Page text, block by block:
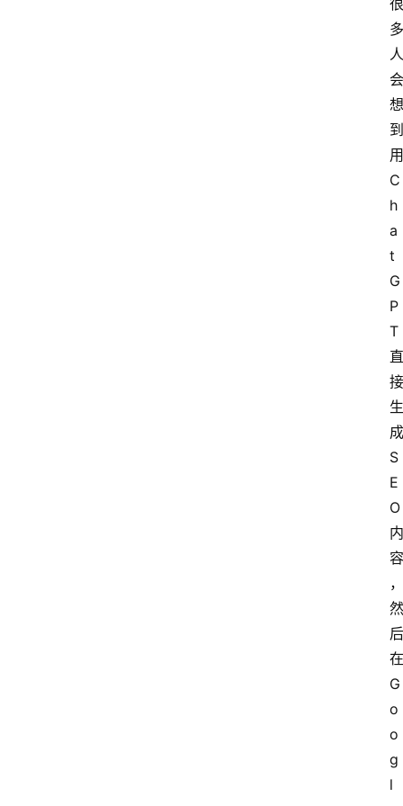
很
多
人
会
想
到
用
C
h
a
t
G
P
T
直
接
生
成
S
E
O
内
容
，
然
后
在
G
o
o
g
l